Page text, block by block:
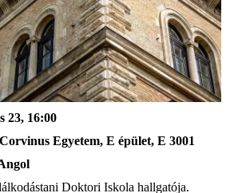
23, 16:00
Egyetem, E épület, E 3001
Doktori Iskola hallgatója.